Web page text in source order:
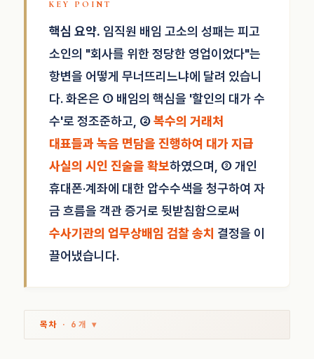
핵심 요약. 임직원 배임 고소의 성패는 피고
소인의 "회사를 위한 정당한 영업이었다"는
항변을 어떻게 무너뜨리느냐에 달려 있습니
다. 화온은 ① 배임의 핵심을 '할인의 대가 수
수'로 정조준하고, ②복수의 거래처
대표들과 녹음 면담을 진행하여 대가 지급
사실의 시인 진술을 확보하였으며, ③ 개인
휴대폰·계좌에 대한 압수수색을 청구하여 자
금 흐름을 객관 증거로 뒷받침함으로써
수사기관의 업무상배임 검찰 송치 결정을 이
끌어냈습니다.
목차 · 6개 ▾